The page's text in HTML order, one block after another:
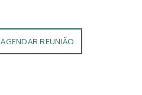
AGENDAR REUNIÃO